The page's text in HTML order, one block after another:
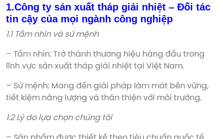
1.Công ty sản xuất tháp giải nhiệt – Đối tác
tin cậy của mọi ngành công nghiệp
1.1 Tầm nhìn và sứ mệnh
– Tầm nhìn: Trở thành thương hiệu hàng đầu trong
lĩnh vực sản xuất tháp giải nhiệt tại Việt Nam.
– Sứ mệnh: Mang đến giải pháp làm mát bền vững,
tiết kiệm năng lượng và thân thiện với môi trường.
1.2 Lý do lựa chọn chúng tôi